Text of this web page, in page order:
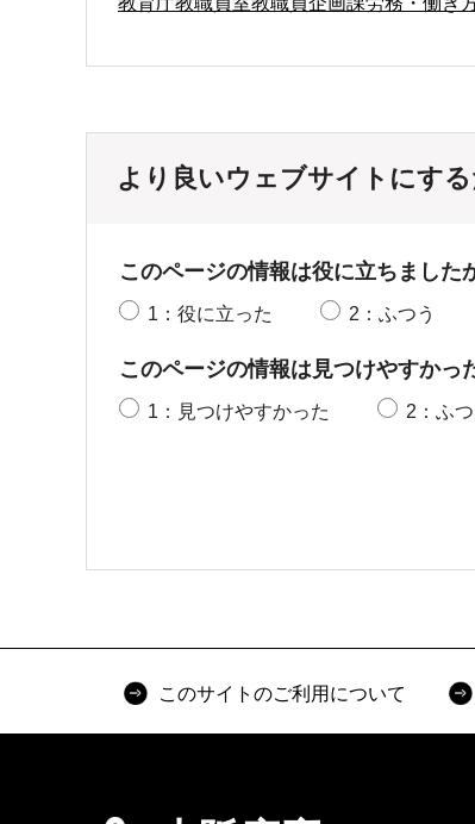
より良いウェブサイトにす
このページの情報は役に立ちました
1：役に立った 2：ふつう
このページの情報は見つけやすかっ
1：見つけやすかった 2：ふつ
このサイトのご利用について